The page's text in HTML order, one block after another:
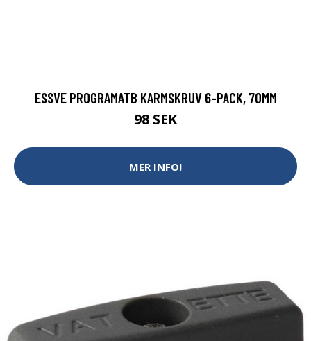
ESSVE PROGRAMATB KARMSKRUV 6-PACK, 70MM
98 SEK
MER INFO!